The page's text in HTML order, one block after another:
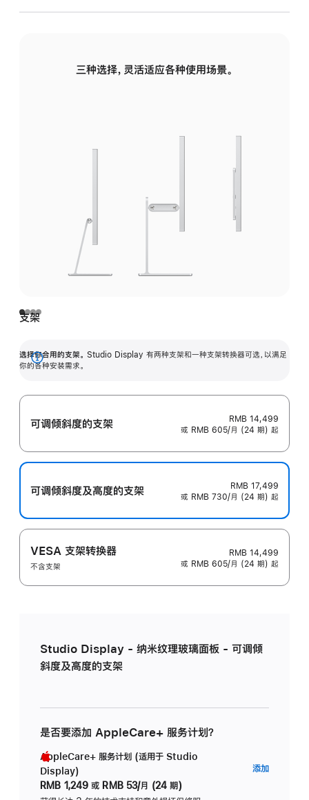
三种选择，灵活适应各种使用场景。
支架
选择你合用的支架。 Studio Display 有两种支架和一种支架转换器可选，以满足
你的各种安装需求。
展
可调倾斜度的支架
RMB 14,499
或 RMB 605/月 (24 期) 起
可调倾斜度及高‍度的支‍架
RMB 17,499
或 RMB 730/月 (24 期) 起
VESA 支架转换器
不含支架
RMB 14,499
或 RMB 605/月 (24 期) 起
Studio Display - 纳米纹理玻璃面板 - 可调倾
斜度及高度的支架
是否要添加 AppleCare+ 服务计划？
AppleCare+ 服务计划 (适用于 Studio
Display)
RMB 1,249 或 RMB 53/月 (24 期)
添加